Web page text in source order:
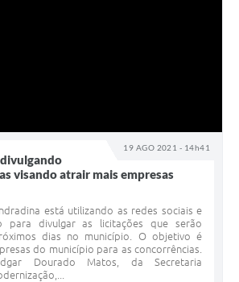
19 AGO 2021 - 14h41
visando atrair mais empresas
está utilizando as redes sociais e
para divulgar as licitações que serão
dias no município. O objetivo é
do município para as concorrências.
Dourado Matos, da Secretaria